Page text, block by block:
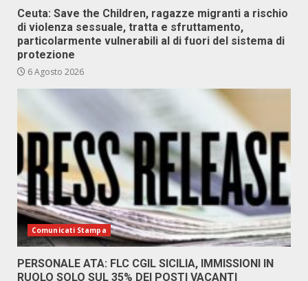
Ceuta: Save the Children, ragazze migranti a rischio
di violenza sessuale, tratta e sfruttamento,
particolarmente vulnerabili al di fuori del sistema di
protezione
6 Agosto 2026
Comunicati Stampa
PERSONALE ATA: FLC CGIL SICILIA, IMMISSIONI IN
RUOLO SOLO SUL 35% DEI POSTI VACANTI